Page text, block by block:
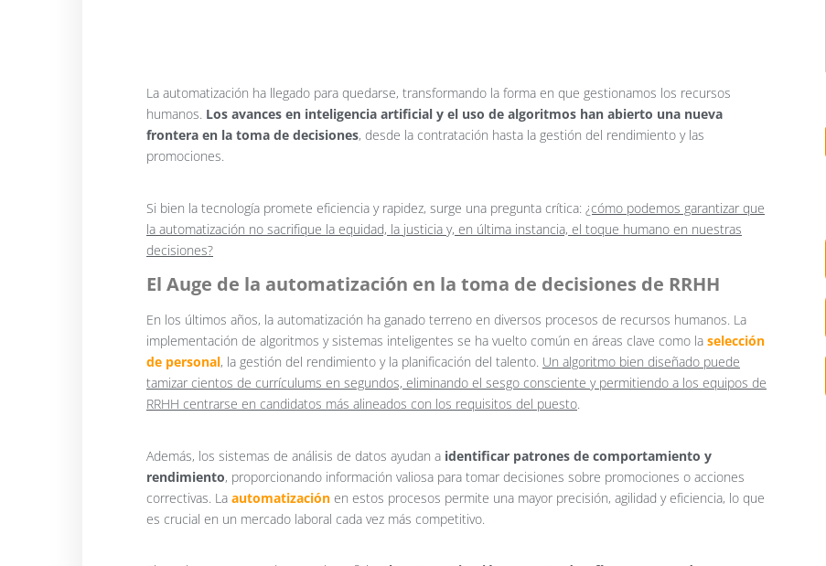
La automatización ha llegado para quedarse, transformando la forma en que gestionamos los recursos
humanos. Los avances en inteligencia artificial y el uso de algoritmos han abierto una nueva
frontera en la toma de decisiones, desde la contratación hasta la gestión del rendimiento y las
promociones.
Si bien la tecnología promete eficiencia y rapidez, surge una pregunta crítica: ¿cómo podemos garantizar que
la automatización no sacrifique la equidad, la justicia y, en última instancia, el toque humano en nuestras
decisiones?
El Auge de la automatización en la toma de decisiones de RRHH
En los últimos años, la automatización ha ganado terreno en diversos procesos de recursos humanos. La
implementación de algoritmos y sistemas inteligentes se ha vuelto común en áreas clave como la selección
de personal, la gestión del rendimiento y la planificación del talento. Un algoritmo bien diseñado puede
tamizar cientos de currículums en segundos, eliminando el sesgo consciente y permitiendo a los equipos de
RRHH centrarse en candidatos más alineados con los requisitos del puesto.
Además, los sistemas de análisis de datos ayudan a identificar patrones de comportamiento y
rendimiento, proporcionando información valiosa para tomar decisiones sobre promociones o acciones
correctivas. La automatización en estos procesos permite una mayor precisión, agilidad y eficiencia, lo que
es crucial en un mercado laboral cada vez más competitivo.